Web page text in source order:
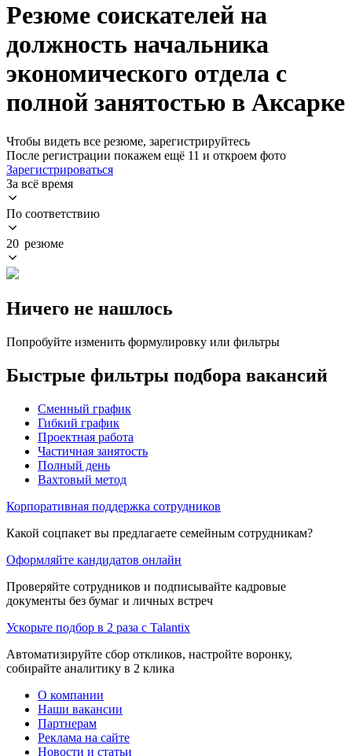
Резюме соискателей на
должность начальника
экономического отдела с
полной занятостью в Аксарке
Чтобы видеть все резюме, зарегистрируйтесь
После регистрации покажем ещё 11 и откроем фото
Зарегистрироваться
За всё время
По соответствию
20 резюме
Ничего не нашлось
Попробуйте изменить формулировку или фильтры
Быстрые фильтры подбора вакансий
Сменный график
Гибкий график
Проектная работа
Частичная занятость
Полный день
Вахтовый метод
Корпоративная поддержка сотрудников
Какой соцпакет вы предлагаете семейным сотрудникам?
Оформляйте кандидатов онлайн
Проверяйте сотрудников и подписывайте кадровые
документы без бумаг и личных встреч
Ускорьте подбор в 2 раза с Talantix
Автоматизируйте сбор откликов, настройте воронку,
собирайте аналитику в 2 клика
О компании
Наши вакансии
Партнерам
Реклама на сайте
Новости и статьи